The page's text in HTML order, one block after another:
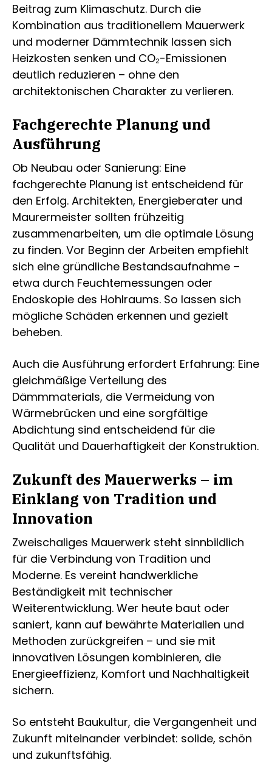
Beitrag zum Klimaschutz. Durch die
Kombination aus traditionellem Mauerwerk
und moderner Dämmtechnik lassen sich
Heizkosten senken und CO₂-Emissionen
deutlich reduzieren – ohne den
architektonischen Charakter zu verlieren.
Fachgerechte Planung und
Ausführung
Ob Neubau oder Sanierung: Eine
fachgerechte Planung ist entscheidend für
den Erfolg. Architekten, Energieberater und
Maurermeister sollten frühzeitig
zusammenarbeiten, um die optimale Lösung
zu finden. Vor Beginn der Arbeiten empfiehlt
sich eine gründliche Bestandsaufnahme –
etwa durch Feuchtemessungen oder
Endoskopie des Hohlraums. So lassen sich
mögliche Schäden erkennen und gezielt
beheben.
Auch die Ausführung erfordert Erfahrung: Eine
gleichmäßige Verteilung des
Dämmmaterials, die Vermeidung von
Wärmebrücken und eine sorgfältige
Abdichtung sind entscheidend für die
Qualität und Dauerhaftigkeit der Konstruktion.
Zukunft des Mauerwerks – im
Einklang von Tradition und
Innovation
Zweischaliges Mauerwerk steht sinnbildlich
für die Verbindung von Tradition und
Moderne. Es vereint handwerkliche
Beständigkeit mit technischer
Weiterentwicklung. Wer heute baut oder
saniert, kann auf bewährte Materialien und
Methoden zurückgreifen – und sie mit
innovativen Lösungen kombinieren, die
Energieeffizienz, Komfort und Nachhaltigkeit
sichern.
So entsteht Baukultur, die Vergangenheit und
Zukunft miteinander verbindet: solide, schön
und zukunftsfähig.